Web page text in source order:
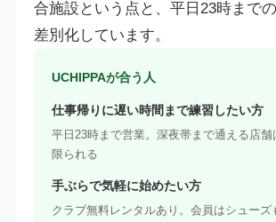
合施設という点と、平日23時まで
差別化しています。
UCHIPPAが合う人
仕事帰りに遅い時間まで練習したい方
平日23時まで営業。深夜帯まで通える店舗
限られる
手ぶらで気軽に始めたい方
クラブ無料レンタルあり。会員はシューズ